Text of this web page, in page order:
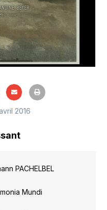
2016
PACHELBEL
Mundi